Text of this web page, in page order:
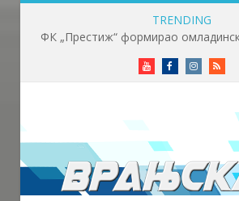
TRENDING
YoutubeFacebookInstagram
RSS